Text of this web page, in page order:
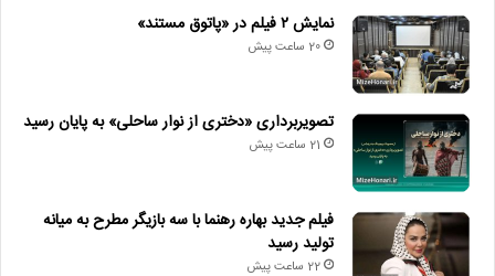
برت_رتنر پارامونت
ساعت_شلوغی۴
نمایش ۲ فیلم در «پاتوق مستند»
20 ساعت پیش
تصویربرداری «دختری از نوار ساحلی» به پایان رسید
21 ساعت پیش
فیلم جدید بهاره رهنما با سه بازیگر مطرح به میانه
تولید رسید
22 ساعت پیش